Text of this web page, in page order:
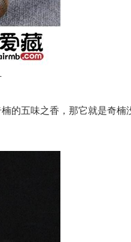
的五味之香，那它就是奇楠